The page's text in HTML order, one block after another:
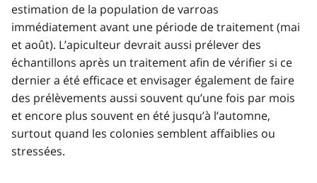
estimation de la population de varroas
immédiatement avant une période de traitement (mai
et août). L’apiculteur devrait aussi prélever des
échantillons après un traitement afin de vérifier si ce
dernier a été efficace et envisager également de faire
des prélèvements aussi souvent qu’une fois par mois
et encore plus souvent en été jusqu’à l’automne,
surtout quand les colonies semblent affaiblies ou
stressées.